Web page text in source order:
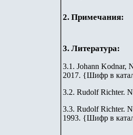
2. Примечания:
3. Литература:
3.1. Johann Kodnar,
2017. {Шифр в
3.2. Rudolf Richter.
3.3. Rudolf Richter.
1993. {Шифр в